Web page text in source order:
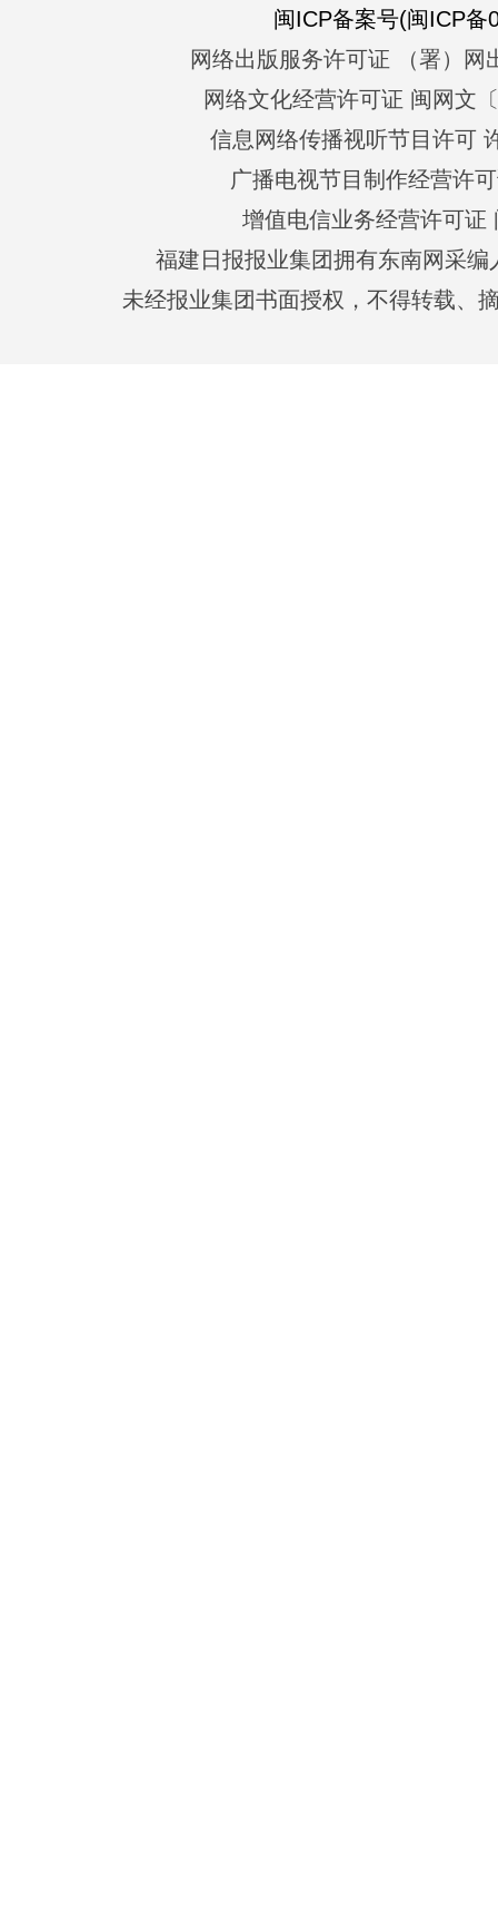
闽ICP备案号(闽ICP备
网络出版服务许可证 （署）网
网络文化经营许可证 闽网文
信息网络传播视听节目许可
广播电视节目制作经营许
增值电信业务经营许可证
福建日报报业集团拥有东南网采
未经报业集团书面授权，不得转载、